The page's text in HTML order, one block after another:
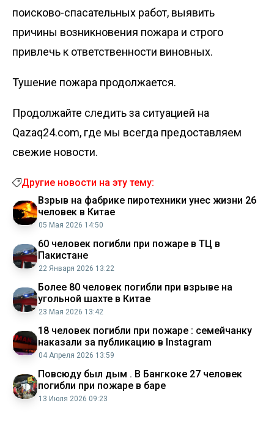
поисково-спасательных работ, выявить
причины возникновения пожара и строго
привлечь к ответственности виновных.
Тушение пожара продолжается.
Продолжайте следить за ситуацией на
Qazaq24.com, где мы всегда предоставляем
свежие новости.
Другие новости на эту тему:
Взрыв на фабрике пиротехники унес жизни 26
человек в Китае
05 Мая 2026 14:50
60 человек погибли при пожаре в ТЦ в
Пакистане
22 Января 2026 13:22
Более 80 человек погибли при взрыве на
угольной шахте в Китае
23 Мая 2026 13:42
18 человек погибли при пожаре : семейчанку
наказали за публикацию в Instagram
04 Апреля 2026 13:59
Повсюду был дым . В Бангкоке 27 человек
погибли при пожаре в баре
13 Июля 2026 09:23